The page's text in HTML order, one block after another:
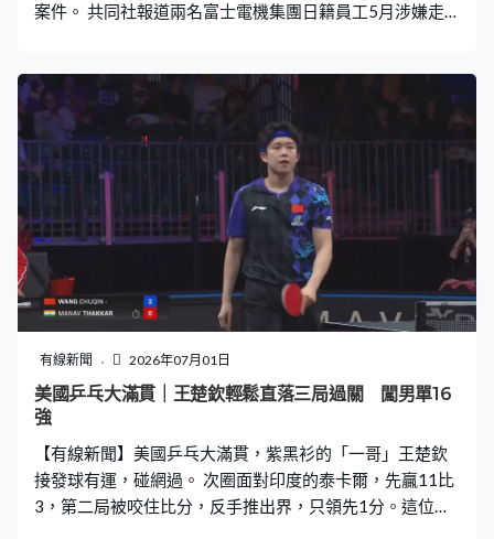
案件。 共同社報道兩名富士電機集團日籍員工5月涉嫌走
境，有意在境外取出稀土磁鐵。 在北京，外交部指主管部
門依法查處違法犯罪案件，日本應教育及提醒在華日本公
民和企業遵守中國法律法規，又稱當前中日關係面臨嚴重
困難，根源是日本政府涉台和軍事安全領域一系列錯誤言
行，責任完全在日方。
有線新聞 2026年07月01日
美國乒乓大滿貫｜王楚欽輕鬆直落三局過關 闖男單16
強
【有線新聞】美國乒乓大滿貫，紫黑衫的「一哥」王楚欽
接發球有運，碰網過。 次圈面對印度的泰卡爾，先贏11比
3，第二局被咬住比分，反手推出界，只領先1分。這位中